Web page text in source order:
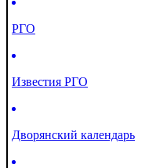
РГО
Известия РГО
Дворянский календарь